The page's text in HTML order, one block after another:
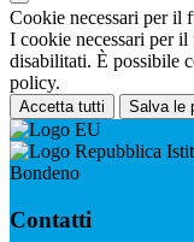
Cookie necessari per il
I cookie necessari per il
disabilitati. È possibile
policy.
Accetta tutti Salva le
Bondeno
Contatti